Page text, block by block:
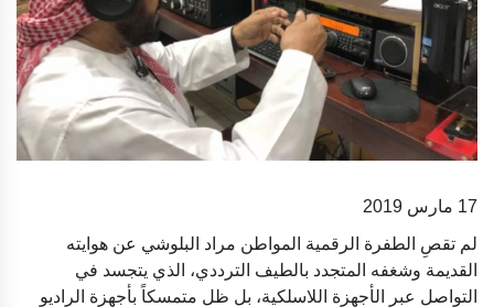
17 مارس 2019
لم تقصِ الطفرة الرقمية المواطن مراد البلوشي عن هوايته
القديمة وشغفه المتجدد بالطيف الترددي، الذي يتجسد في
التواصل عبر الأجهزة اللاسلكية، بل ظل متمسكاً بأجهزة الراديو